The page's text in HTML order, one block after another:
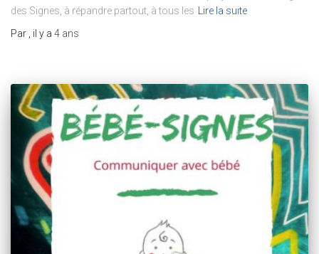
des Signes, à répandre partout, à tous les
Lire la suite
Par
, il y a 4 ans